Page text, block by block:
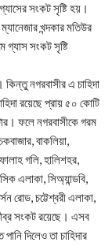
সংকট সৃষ্টি হয়।
খন্দকার মতিউর
গ্যাস সংকট সৃষ্টি
কিন্তু নগরবাসীর এ চাহিদা
রয়েছে প্রায় ৫০ কোটি
ফলে নগরবাসীকে গরম
বাকলিয়া,
গলি, হালিশহর,
এলাকা, সিঅ্যান্ডবি,
রোড, চট্টেশ্বরী এলাকা,
তীব্র সংকট রয়েছে। এসব
দিলেও তা চাহিদার